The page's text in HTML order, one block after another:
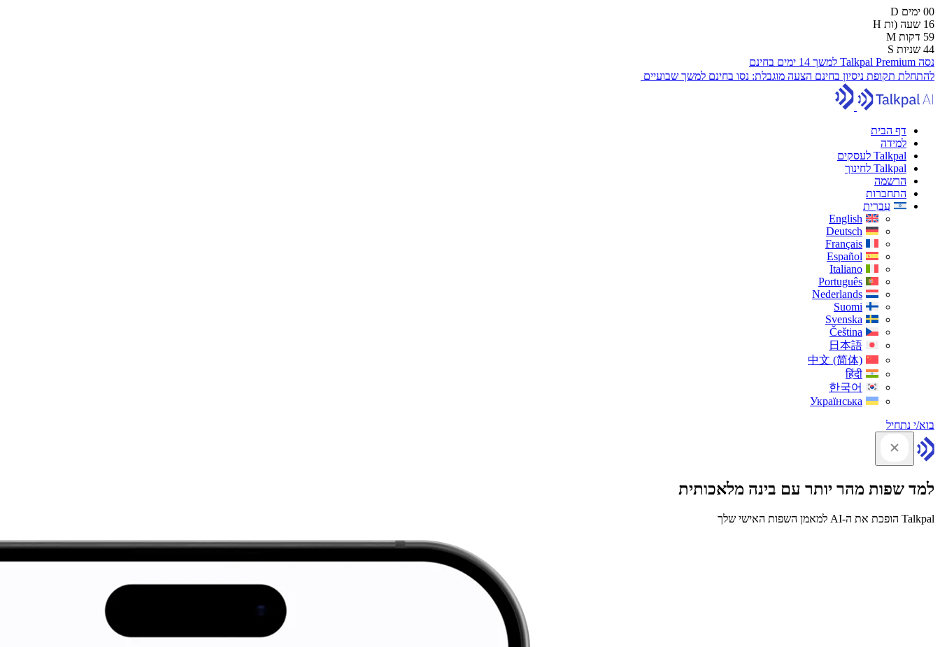
00 ימים D
16 שעה (ות H
59 דקות M
43 שניות S
נסה Talkpal Premium למשך 14 ימים בחינם
להתחלת תקופת ניסיון בחינם הצעה מוגבלת: נסו בחינם למשך שבועיים
דף הבית
למידה
Talkpal לעסקים
Talkpal לחינוך
הרשמה
התחברות
עִברִית
English
Deutsch
Français
Español
Italiano
Português
Nederlands
Suomi
Svenska
Čeština
日本語
中文 (简体)
हिंदी
한국어
Українська
בוא/י נתחיל
למד שפות מהר יותר עם בינה מלאכותית
Talkpal הופכת את ה-AI למאמן השפות האישי שלך